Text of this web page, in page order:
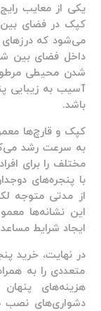
یکی از معایب
کپک در فضای
می‌شود که
داخل فضای بین
شدن محیطی
آسیب به زیبایی
باشد.
کپک و قارچ‌ها
به سرعت رشد
مختلف را برای
باپنجره‌های
از مدتی متوجه
این نشانه‌ها
ایجاد شرایط
در نهایت، خرید
متعددی را به
هزینه‌های
دشواری‌های نصب